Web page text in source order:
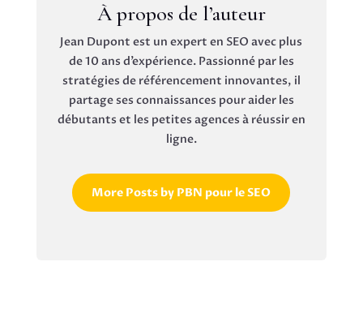
À propos de l’auteur
Jean Dupont est un expert en SEO avec plus
de 10 ans d’expérience. Passionné par les
stratégies de référencement innovantes, il
partage ses connaissances pour aider les
débutants et les petites agences à réussir en
ligne.
More Posts by PBN pour le SEO